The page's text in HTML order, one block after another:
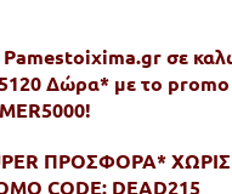
σε
Δώρα* με το
ΠΡΟΣΦΟΡΑ*
CODE: DEAD215